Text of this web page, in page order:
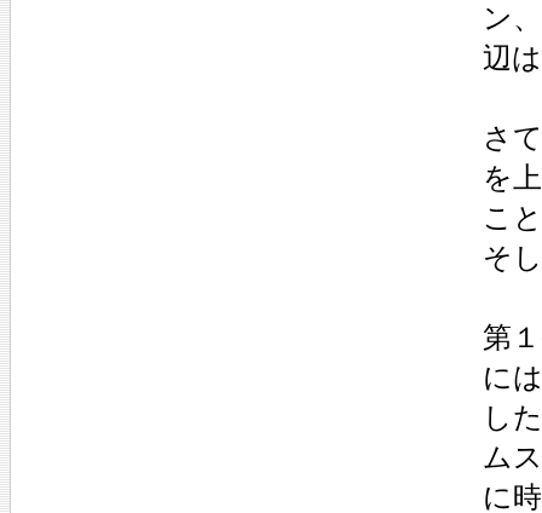
ン
辺
さ
を
こ
そ
第
に
し
ム
に